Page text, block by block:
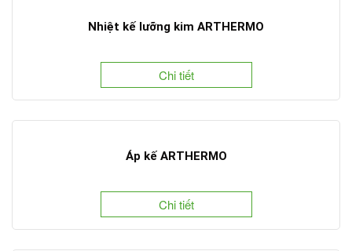
Nhiệt kế lưỡng kim ARTHERMO
Chi tiết
Áp kế ARTHERMO
Chi tiết